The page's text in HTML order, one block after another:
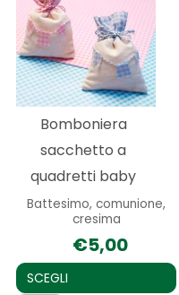
Bomboniera
sacchetto a
quadretti baby
Battesimo, comunione,
cresima
€5,00
SCEGLI
ha
più
varianti.
Le
opzioni
possono
essere
scelte
nella
pagina